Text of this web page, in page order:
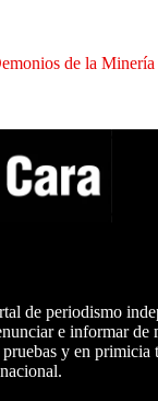
de la Minería
de periodismo
e informar de
y en primicia